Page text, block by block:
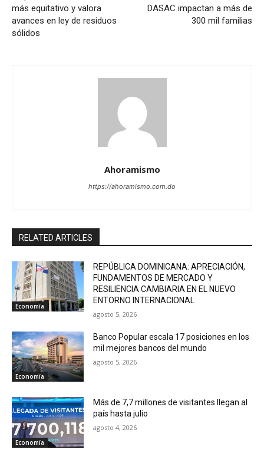
más equitativo y valora
avances en ley de residuos
sólidos
DASAC impactan a más de
300 mil familias
Ahoramismo
https://ahoramismo.com.do
RELATED ARTICLES
Economía
REPÚBLICA DOMINICANA: APRECIACIÓN,
FUNDAMENTOS DE MERCADO Y
RESILIENCIA CAMBIARIA EN EL NUEVO
ENTORNO INTERNACIONAL
agosto 5, 2026
Economía
Banco Popular escala 17 posiciones en los
mil mejores bancos del mundo
agosto 5, 2026
Economía
Más de 7,7 millones de visitantes llegan al
país hasta julio
agosto 4, 2026